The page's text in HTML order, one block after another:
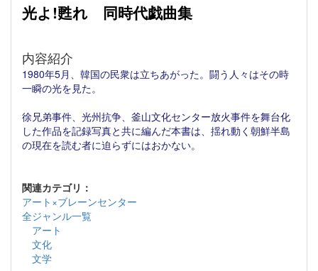
光よ!甦れ 同時代戯曲集
内容紹介
1980年5月、韓国の民衆は立ちあがった。闘う人々はその時
一瞬の光を見た。
徐兄弟事件、光州抗争、釜山文化センター放火事件を舞台化
した作品を記録写真と共に編んだ本書は、揺れ動く朝鮮半島
の現在を読む者に迫らずにはおかない。
関連カテゴリ：
アート×ブレーンセンター
全ジャンル一覧
アート
文化
文学